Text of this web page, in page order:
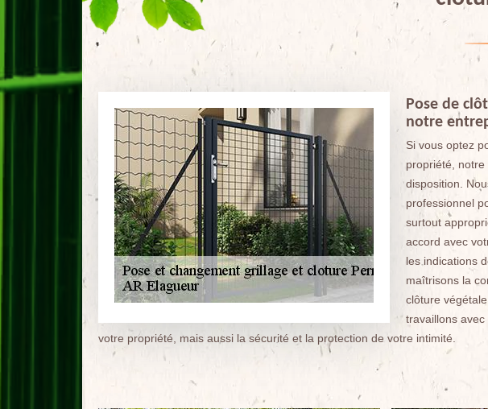
Pose de
notre
Si vous optez
propriété, notre
disposition.
professionnel
surtout
accord avec
les indications
maîtrisons la
clôture
travaillons avec
votre propriété, mais aussi la sécurité et la protection de votre intimité.